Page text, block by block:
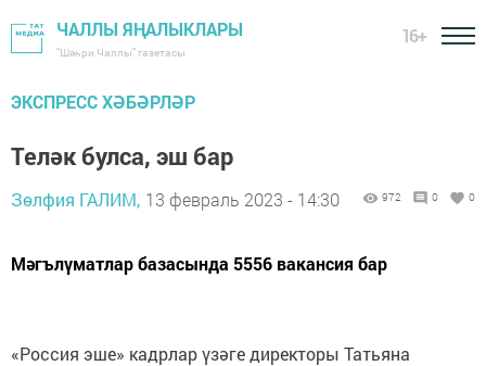
ЧАЛЛЫ ЯҢАЛЫКЛАРЫ
"Шәһри Чаллы" газетасы
16+
ЭКСПРЕСС ХӘБӘРЛӘР
Теләк булса, эш бар
Зөлфия ГАЛИМ, 13 февраль 2023 - 14:30 972 0 0
Мәгълүматлар базасында 5556 вакансия бар
«Россия эше» кадрлар үзәге директоры Татьяна